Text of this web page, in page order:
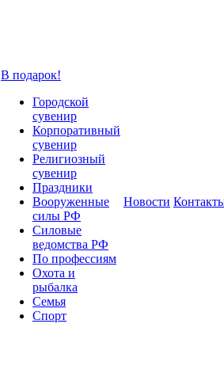
В подарок!
Городской
сувенир
Корпоративный
сувенир
Религиозный
сувенир
Праздники
Вооруженные
силы РФ
Силовые
ведомства РФ
По профессиям
Охота и
рыбалка
Семья
Спорт
Новости